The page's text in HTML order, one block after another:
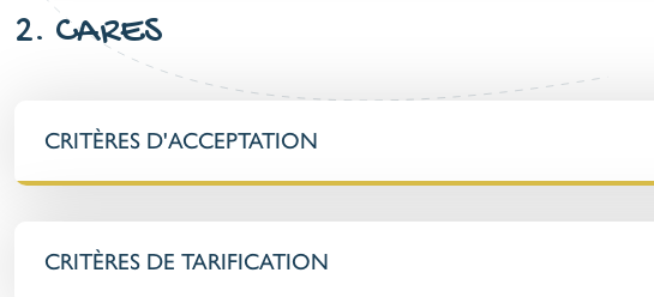
2. CARES
CRITÈRES D'ACCEPTATION
CRITÈRES DE TARIFICATION